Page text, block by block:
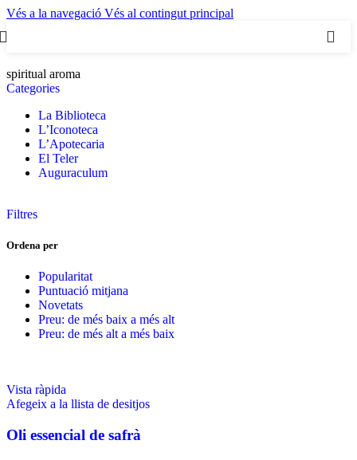
Vés a la navegació Vés al contingut principal
spiritual aroma
Categories
La Biblioteca
L’Iconoteca
L’Apotecaria
El Teler
Auguraculum
Filtres
Ordena per
Popularitat
Puntuació mitjana
Novetats
Preu: de més baix a més alt
Preu: de més alt a més baix
Vista ràpida
Afegeix a la llista de desitjos
Oli essencial de safrà